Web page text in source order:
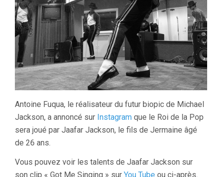
Antoine Fuqua, le réalisateur du futur biopic de Michael
Jackson, a annoncé sur Instagram que le Roi de la Pop
sera joué par Jaafar Jackson, le fils de Jermaine âgé
de 26 ans.
Vous pouvez voir les talents de Jaafar Jackson sur
son clip « Got Me Singing » sur You Tube ou ci-après.